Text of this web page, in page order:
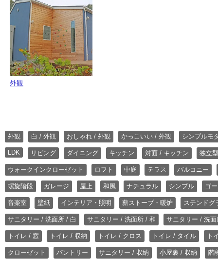
外観
外観 白 / 外観 おしゃれ / 外観 かっこいい / 外観 シンプルモ
LDK リビング ダイニング キッチン 対面 / キッチン 独立
ウォークインクローゼット ロフト 中庭 テラス バルコニー
螺旋階段 ガレージ 屋上 和風 ナチュラル シンプル ゴ
音楽室 壁紙 インテリア・照明 薪ストーブ・暖炉 ステンドグ
サニタリー / 洗面所 / 白 サニタリー / 洗面所 / 和 サニタリー / 洗
トイレ / 窓 トイレ / 収納 トイレ / クロス トイレ / タイル ト
クローゼット パントリー サニタリー / 収納 小屋裏 / 収納 階